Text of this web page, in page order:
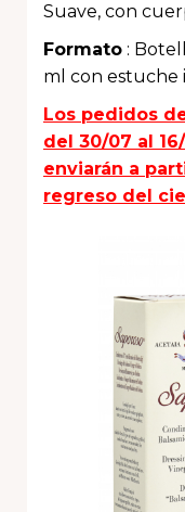
Suave, con
Formato :
ml con estuche
Los pedidos
del 30/07 al
enviarán a
regreso del